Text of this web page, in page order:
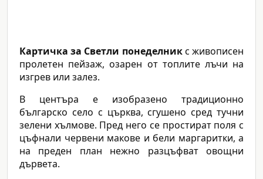
Картичка за Светли понеделникс живописен
пролетен пейзаж, озарен от топлите лъчи на
изгрев или залез.
В центъра е изобразено традиционно
българско село с църква, сгушено сред тучни
зелени хълмове. Пред него се простират поля с
цъфнали червени макове и бели маргаритки, а
на преден план нежно разцъфват овощни
дървета.